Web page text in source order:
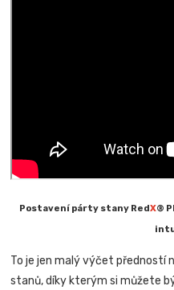
Postavení párty stany Red X®
To je jen malý výčet předností
stanů, díky kterým si můžete